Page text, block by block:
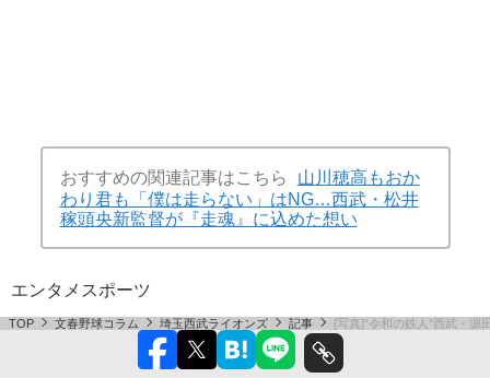
おすすめの関連記事はこちら
山川穂高もおか
わり君も「僕は走らない」はNG…西武・松井
稼頭央新監督が『走魂』に込めた想い
エンタメ スポーツ
TOP 文春野球コラム 埼玉西武ライオンズ 記事 [写真]“令和の鉄人”西武・